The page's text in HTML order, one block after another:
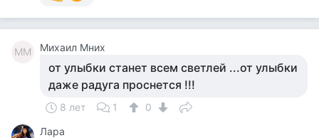
ММ Михаил Мних
от улыбки станет всем светлей ...от улыбки
даже радуга проснется !!!
8 лет 1
0
Лара